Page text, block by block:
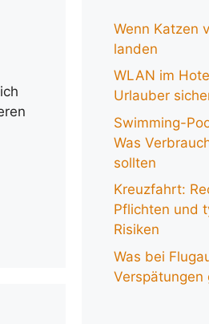
Wenn Katzen
landen
WLAN im
Urlauber
Swimming-
Was
sollten
Kreuzfahrt:
Pflichten und
Risiken
Was bei
Verspätungen